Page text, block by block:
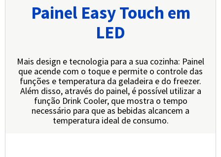
Painel Easy Touch em
LED
Mais design e tecnologia para a sua cozinha: Painel
que acende com o toque e permite o controle das
funções e temperatura da geladeira e do freezer.
Além disso, através do painel, é possível utilizar a
função Drink Cooler, que mostra o tempo
necessário para que as bebidas alcancem a
temperatura ideal de consumo.